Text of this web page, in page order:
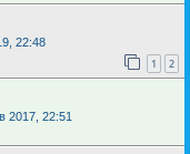
22:48
1 2
2017, 22:51